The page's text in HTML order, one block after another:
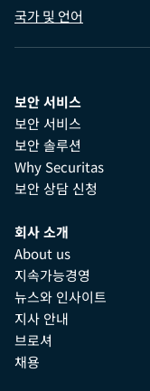
국가 및 언어
보안 서비스
보안 서비스
보안 솔루션
Why Securitas
보안 상담 신청
회사 소개
About us
지속가능경영
뉴스와 인사이트
지사 안내
브로셔
채용